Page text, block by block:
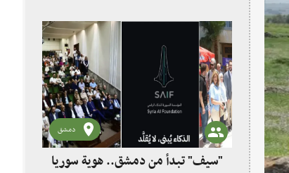
دمشق
"سيف" تبدأ من دمشق.. هوية سوريا